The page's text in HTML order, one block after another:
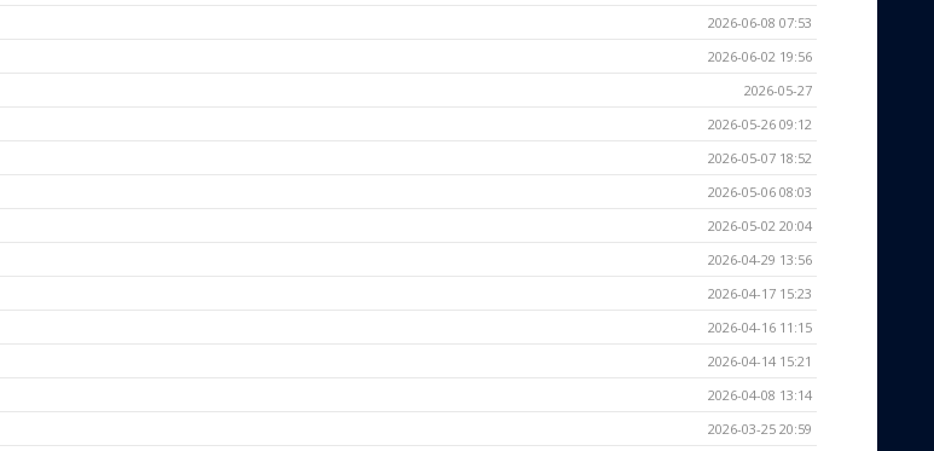
2026-06-08 07:53
2026-06-02 19:56
2026-05-27
2026-05-26 09:12
2026-05-07 18:52
2026-05-06 08:03
2026-05-02 20:04
2026-04-29 13:56
2026-04-17 15:23
2026-04-16 11:15
2026-04-14 15:21
2026-04-08 13:14
2026-03-25 20:59